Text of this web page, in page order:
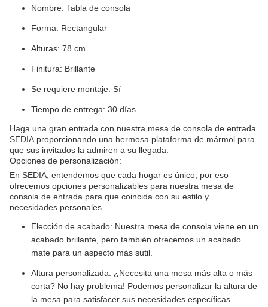
Nombre: Tabla de consola
Forma: Rectangular
Alturas: 78 cm
Finitura: Brillante
Se requiere montaje: Sí
Tiempo de entrega: 30 días
Haga una gran entrada con nuestra mesa de consola de entrada
SEDIA.proporcionando una hermosa plataforma de mármol para
que sus invitados la admiren a su llegada.
Opciones de personalización:
En SEDIA, entendemos que cada hogar es único, por eso
ofrecemos opciones personalizables para nuestra mesa de
consola de entrada para que coincida con su estilo y
necesidades personales.
Elección de acabado: Nuestra mesa de consola viene en un
acabado brillante, pero también ofrecemos un acabado
mate para un aspecto más sutil.
Altura personalizada: ¿Necesita una mesa más alta o más
corta? No hay problema! Podemos personalizar la altura de
la mesa para satisfacer sus necesidades específicas.